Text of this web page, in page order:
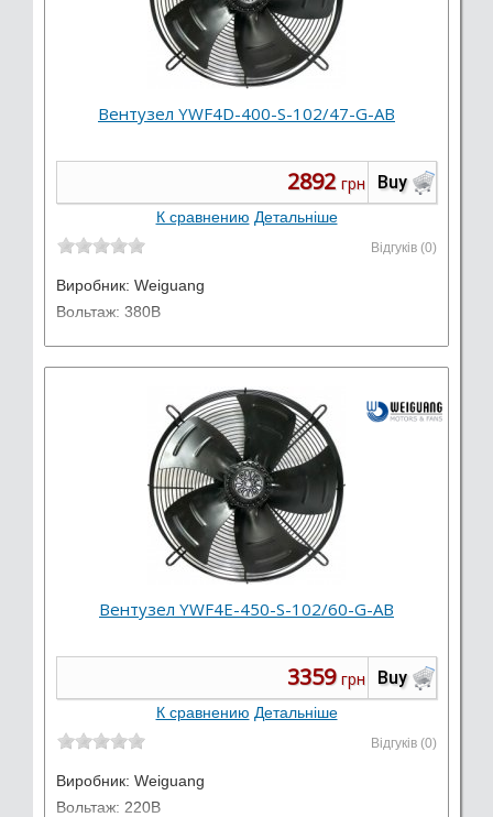
Вентузел YWF4D-400-S-102/47-G-AB
Buy
2892 грн
К сравнению Детальніше
Відгуків (0)
Виробник: Weiguang
Вольтаж: 380В
Вентузел YWF4E-450-S-102/60-G-AB
Buy
3359 грн
К сравнению Детальніше
Відгуків (0)
Виробник: Weiguang
Вольтаж: 220В